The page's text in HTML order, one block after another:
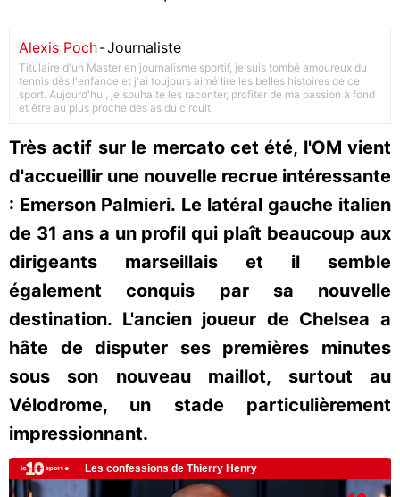
Alexis Poch-Journaliste
Titulaire d'un Master en journalisme sportif, je suis tombé amoureux du
tennis dès l'enfance et j'ai toujours aimé lire les belles histoires de ce
sport. Aujourd'hui, je souhaite les raconter, profiter de ma passion à fond
et être au plus proche des as du circuit.
Très actif sur le mercato cet été, l'OM vient
d'accueillir une nouvelle recrue intéressante
: Emerson Palmieri. Le latéral gauche italien
de 31 ans a un profil qui plaît beaucoup aux
dirigeants marseillais et il semble
également conquis par sa nouvelle
destination. L'ancien joueur de Chelsea a
hâte de disputer ses premières minutes
sous son nouveau maillot, surtout au
Vélodrome, un stade particulièrement
impressionnant.